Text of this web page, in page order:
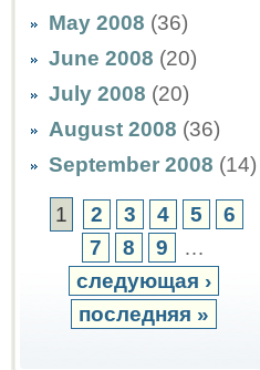
May 2008 (36)
June 2008 (20)
July 2008 (20)
August 2008 (36)
September 2008 (14)
1 2 3 4 5
6
7
8 9
…
следующая ›
последняя »